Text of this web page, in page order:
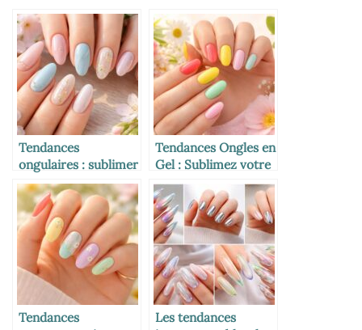
Tendances
ongulaires : sublimer
vos ongles en gel
pour le printemps
Tendances Ongles en
Gel : Sublimez votre
Printemps avec des
Couleurs Éclatantes
Tendances
Les tendances